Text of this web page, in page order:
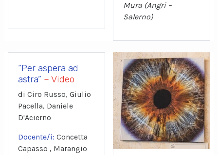
Mura (Angri –
Salerno)
“Per aspera ad
astra” – Video
di Ciro Russo, Giulio
Pacella, Daniele
D'Acierno
Docente/i: Concetta
Capasso , Marangio